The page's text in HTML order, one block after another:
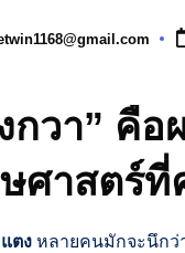
กวา” คือ
ศาสตร์ที่
แตง หลายคนมักจะนึกว่